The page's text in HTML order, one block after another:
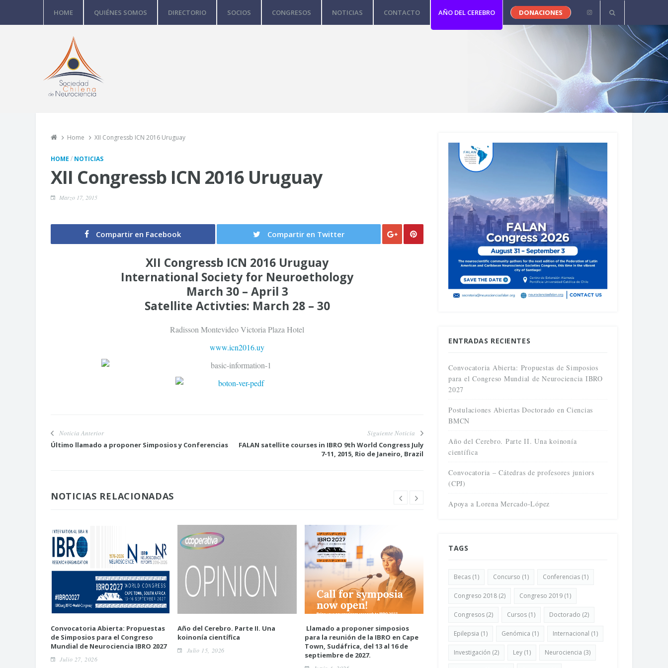
HOME QUIÉNES SOMOS DIRECTORIO SOCIOS CONGRESOS NOTICIAS CONTACTO AÑO DEL CEREBRO DONACIONES
Home XII Congressb ICN 2016 Uruguay
HOME / NOTICIAS
XII Congressb ICN 2016 Uruguay
Marzo 17, 2015
Compartir en Facebook Compartir en Twitter
XII Congressb ICN 2016 Uruguay
International Society for Neuroethology
March 30 – April 3
Satellite Activties: March 28 – 30
Radisson Montevideo Victoria Plaza Hotel
www.icn2016.uy
Noticia Anterior
Último llamado a proponer Simposios y Conferencias
Siguiente Noticia
FALAN satellite courses in IBRO 9th World Congress July
7-11, 2015, Rio de Janeiro, Brazil
NOTICIAS RELACIONADAS
Convocatoria Abierta: Propuestas
de Simposios para el Congreso
Mundial de Neurociencia IBRO 2027
Julio 27, 2026
Año del Cerebro. Parte II. Una
koinonía científica
Julio 15, 2026
Llamado a proponer simposios
para la reunión de la IBRO en Cape
Town, Sudáfrica, del 13 al 16 de
septiembre de 2027.
neurocientífico en Chile
Abril 24, 2026
ENTRADAS RECIENTES
Convocatoria Abierta: Propuestas de Simposios
para el Congreso Mundial de Neurociencia IBRO
2027
Postulaciones Abiertas Doctorado en Ciencias
BMCN
Año del Cerebro. Parte II. Una koinonía
científica
Convocatoria – Cátedras de profesores juniors
(CPJ)
Apoya a Lorena Mercado-López
TAGS
Becas (1) Concurso (1) Conferencias (1)
Congreso 2018 (2) Congreso 2019 (1)
Congresos (2) Cursos (1) Doctorado (2)
Epilepsia (1) Genómica (1) Internacional (1)
Investigación (2) Ley (1) Neurociencia (3)